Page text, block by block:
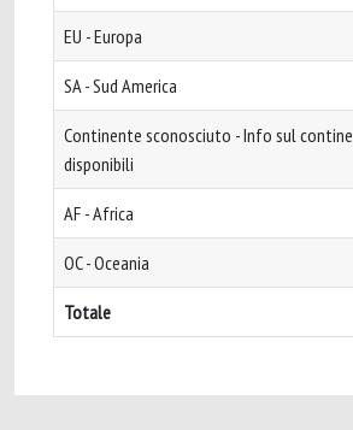
EU - Europa
SA - Sud America
Continente sconosciuto - Info sul
disponibili
AF - Africa
OC - Oceania
Totale